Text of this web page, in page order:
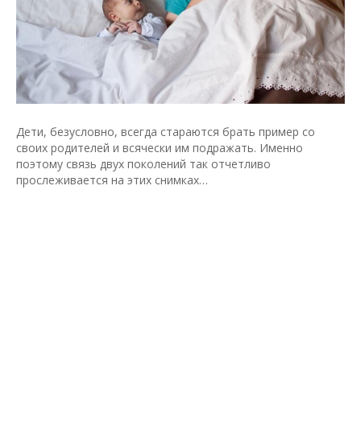
Дети, безусловно, всегда стараются брать пример со
своих родителей и всячески им подражать. Именно
поэтому связь двух поколений так отчетливо
прослеживается на этих снимках…